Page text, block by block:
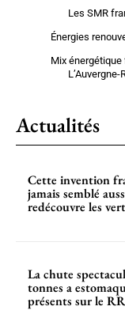
Les SMR
Énergies
Mix
Actualités
Cette invention
jamais semblé
redécouvre les
La chute
tonnes a
présents sur le